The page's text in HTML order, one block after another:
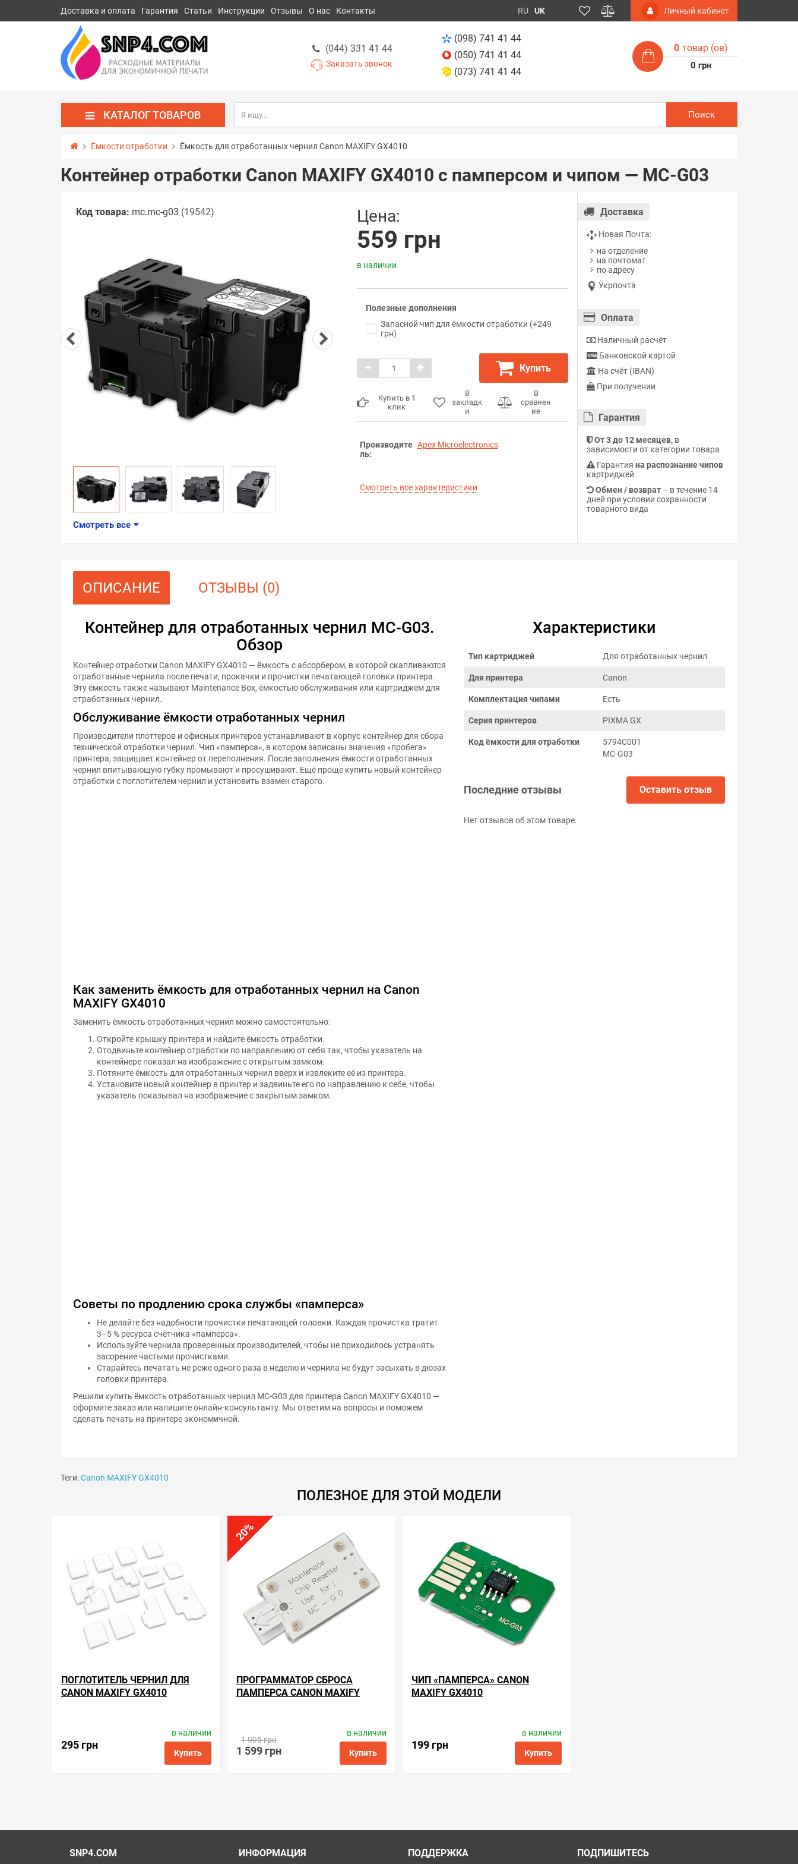
Доставка и оплата Гарантия Статьи Инструкции Отзывы О нас Контакты RU UK Личный кабинет
(044) 331 41 44
Заказать звонок
(098) 741 41 44
(050) 741 41 44
(073) 741 41 44
0 товар (ов)
0 грн
КАТАЛОГ ТОВАРОВ Поиск
Ёмкости отработки Ёмкость для отработанных чернил Canon MAXIFY GX4010
Контейнер отработки Canon MAXIFY GX4010 с памперсом и чипом — MC-G03
Код товара: mc.mc-g03 (19542)
Смотреть все
Цена:
559 грн
в наличии
Полезные дополнения
Запасной чип для ёмкости отработки (+249
грн)
Купить
Купить в 1
клик
В
закладк
и
В
сравнен
ие
Производите
ль:
Apex Microelectronics
Смотреть все характеристики
Доставка
Новая Почта:
на отделение
на почтомат
по адресу
Укрпочта
Оплата
Наличный расчёт
Банковской картой
На счёт (IBAN)
При получении
Гарантия
От 3 до 12 месяцев,в
зависимости от категории товара
Гарантия на распознание чипов
картриджей
Обмен / возврат– в течение 14
дней при условии сохранности
товарного вида
ОПИСАНИЕ ОТЗЫВЫ (0)
Контейнер для отработанных чернил MC-G03.
Обзор
Контейнер отработки Canon MAXIFY GX4010 — ёмкость с абсорбером, в которой скапливаются
отработанные чернила после печати, прокачки и прочистки печатающей головки принтера.
Эту ёмкость также называют Maintenance Box, ёмкостью обслуживания или картриджем для
отработанных чернил.
Обслуживание ёмкости отработанных чернил
Производители плоттеров и офисных принтеров устанавливают в корпус контейнер для сбора
технической отработки чернил. Чип «памперса», в котором записаны значения «пробега»
принтера, защищает контейнер от переполнения. После заполнения ёмкости отработанных
чернил впитывающую губку промывают и просушивают. Ещё проще купить новый контейнер
отработки с поглотителем чернил и установить взамен старого.
Как заменить ёмкость для отработанных чернил на Canon
MAXIFY GX4010
Заменить ёмкость отработанных чернил можно самостоятельно:
Откройте крышку принтера и найдите ёмкость отработки.
Отодвиньте контейнер отработки по направлению от себя так, чтобы указатель на
контейнере показал на изображение с открытым замком.
Потяните ёмкость для отработанных чернил вверх и извлеките её из принтера.
Установите новый контейнер в принтер и задвиньте его по направлению к себе, чтобы
указатель показывал на изображение с закрытым замком.
Советы по продлению срока службы «памперса»
3–5 % ресурса счётчика «памперса».
Используйте чернила проверенных производителей, чтобы не приходилось устранять
засорение частыми прочистками.
Старайтесь печатать не реже одного раза в неделю и чернила не будут засыхать в дюзах
головки принтера.
оформите заказ или напишите онлайн-консультанту. Мы ответим на вопросы и поможем
сделать печать на принтере экономичной.
Характеристики
Тип картриджей Для отработанных чернил
Для принтера Canon
Комплектация чипами Есть
Серия принтеров PIXMA GX
Код ёмкости для отработки
5794C001
MC-G03
Последние отзывы Оставить отзыв
Нет отзывов об этом товаре.
ПОЛЕЗНОЕ ДЛЯ ЭТОЙ МОДЕЛИ
ПОГЛОТИТЕЛЬ ЧЕРНИЛ ДЛЯ
CANON MAXIFY GX4010
295 грн ac.mc-g03
20
%
ПРОГРАММАТОР СБРОСА
ПАМПЕРСА CANON MAXIFY
GX4010
1 599 грн
Код товара:
rsс.mc-g03
ЧИП «ПАМПЕРСА» CANON
MAXIFY GX4010
199 грн cc.mc-g03
SNP4.COM ИНФОРМАЦИЯ ПОДДЕРЖКА ПОДПИШИТЕСЬ